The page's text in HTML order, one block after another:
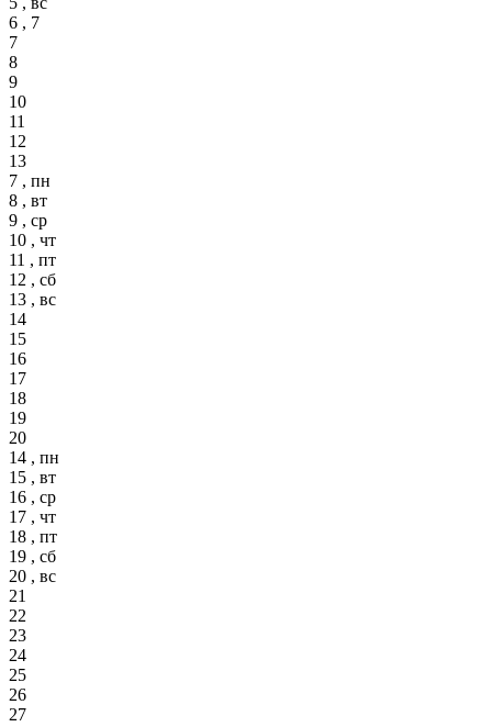
6 , 7
7
8
9
10
11
12
13
7 , пн
8 , вт
9 , ср
10 , чт
11 , пт
12 , сб
13 , вс
14
15
16
17
18
19
20
14 , пн
15 , вт
16 , ср
17 , чт
18 , пт
19 , сб
20 , вс
21
22
23
24
25
26
27